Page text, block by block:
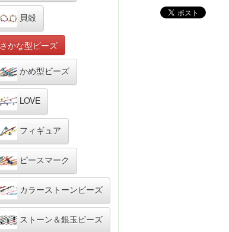
貝殻
さかな型ビーズ
かめ型ビーズ
LOVE
フィギュア
ピースマーク
カラーストーンビーズ
ストーン＆銀玉ビーズ